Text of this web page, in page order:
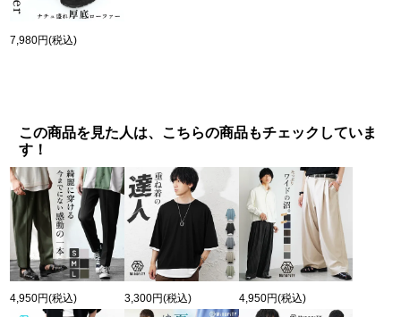
7,980円(税込)
この商品を見た人は、こちらの商品もチェックしていま
す！
4,950円(税込) 3,300円(税込) 4,950円(税込)